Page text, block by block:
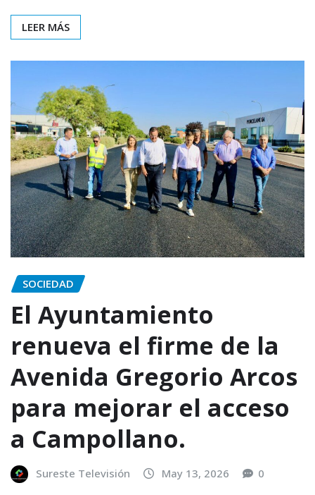
LEER MÁS
SOCIEDAD
El Ayuntamiento
renueva el firme de la
Avenida Gregorio Arcos
para mejorar el acceso
a Campollano.
Sureste Televisión May 13, 2026 0